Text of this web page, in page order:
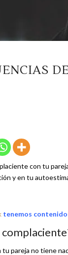
con tu
y en tu
tenemos
pareja no tiene